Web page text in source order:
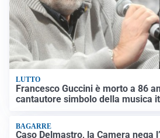
LUTTO
Francesco Guccini è morto a 86
cantautore simbolo della musica
BAGARRE
Caso Delmastro, la Camera nega